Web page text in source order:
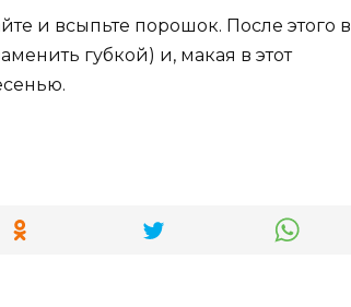
и всыпьте порошок. После этого в
губкой) и, макая в этот